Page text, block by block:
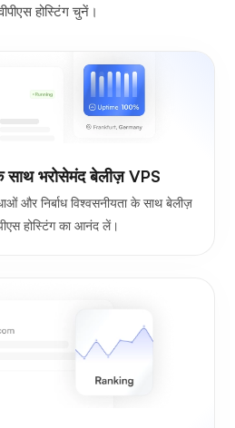
होस्टिंग चुनें।
साथ भरोसेमंद बेलीज़ VPS
और निर्बाध विश्वसनीयता के साथ बेलीज़
होस्टिंग का आनंद लें।